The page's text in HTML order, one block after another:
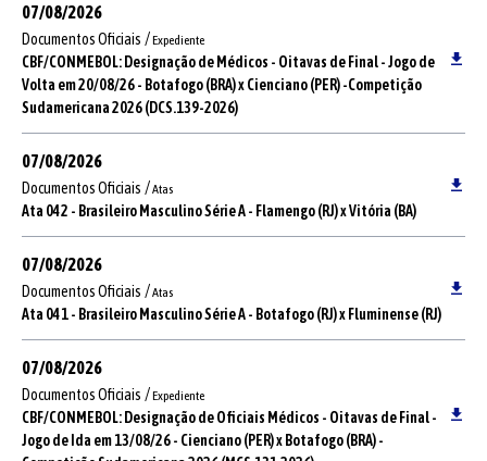
07/08/2026
Documentos Oficiais /Expediente
CBF/CONMEBOL: Designação de Médicos - Oitavas de Final - Jogo de
Volta em 20/08/26 - Botafogo (BRA) x Cienciano (PER) -Competição
Sudamericana 2026 (DCS.139-2026)
07/08/2026
Documentos Oficiais /Atas
Ata 042 - Brasileiro Masculino Série A - Flamengo (RJ) x Vitória (BA)
07/08/2026
Documentos Oficiais /Atas
Ata 041 - Brasileiro Masculino Série A - Botafogo (RJ) x Fluminense (RJ)
07/08/2026
Documentos Oficiais /Expediente
CBF/CONMEBOL: Designação de Oficiais Médicos - Oitavas de Final -
Jogo de Ida em 13/08/26 - Cienciano (PER) x Botafogo (BRA) -